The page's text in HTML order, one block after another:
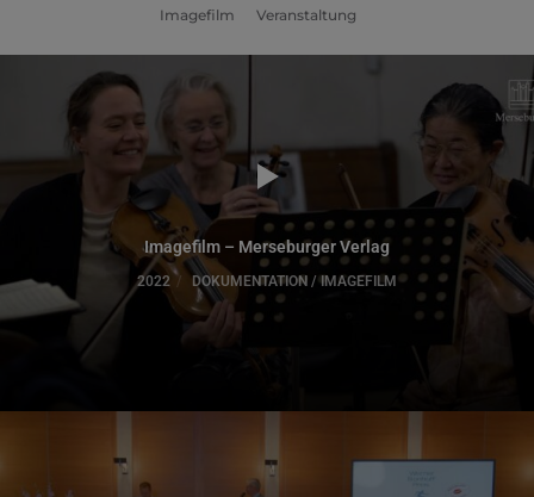
Imagefilm
Veranstaltung
Imagefilm – Merseburger Verlag
2022 DOKUMENTATION / IMAGEFILM